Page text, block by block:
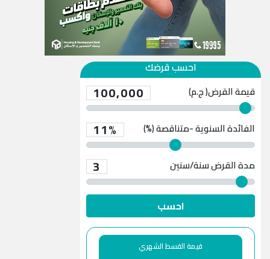
احسب قرضك
قيمة القرض( ج.م) 100,000
الفائدة السنوية -متناقصة (%) 11%
مدة القرض 3 سنة/سنين
احسب
قيمة القسط الشهري